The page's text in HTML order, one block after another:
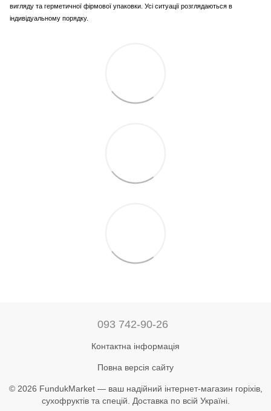
вигляду та герметичної фірмової упаковки. Усі ситуації розглядаються в
індивідуальному порядку.
093 742-90-26
Контактна інформація
Повна версія сайту
© 2026 FundukMarket — ваш надійний інтернет-магазин горіхів,
сухофруктів та спецій. Доставка по всій Україні.